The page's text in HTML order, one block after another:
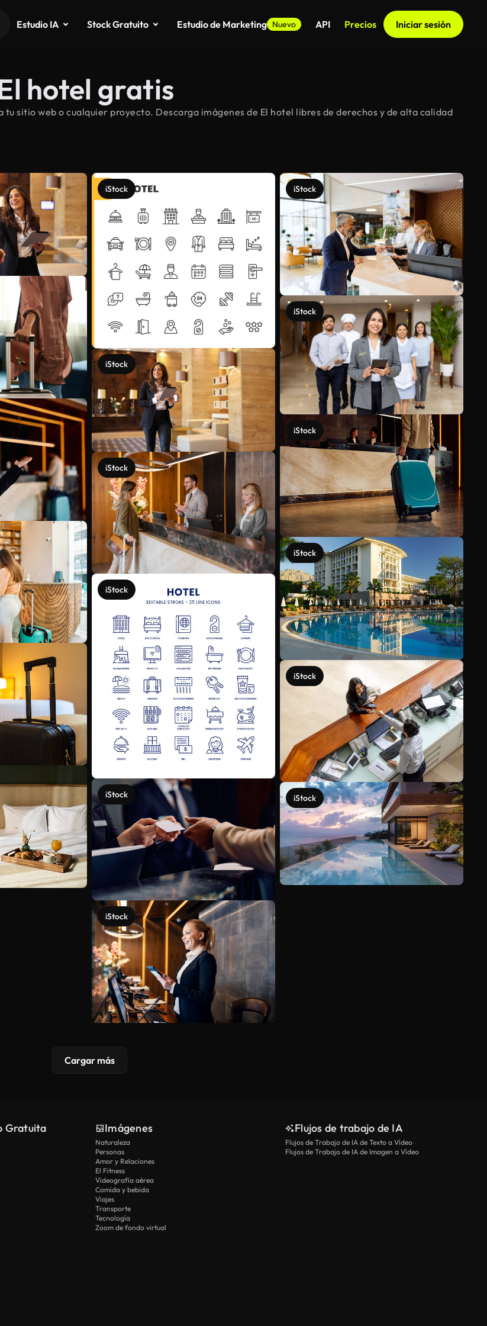
Estudio IA Stock Gratuito Estudio de Marketing Nuevo API Precios Iniciar sesión
hotel gratis
sitio web o cualquier proyecto. Descarga imágenes de El hotel libres de derechos y de alta calidad
iStock
iStock
iStock
iStock
iStock
iStock
iStock
iStock
iStock
iStock
iStock
iStock
Cargar más
Gratuita Imágenes
Naturaleza
Personas
Amor y Relaciones
El Fitness
Videografía aérea
Comida y bebida
Viajes
Transporte
Tecnología
Zoom de fondo virtual
Flujos de trabajo de IA
Flujos de Trabajo de IA de Texto a Vídeo
Flujos de Trabajo de IA de Imagen a Vídeo